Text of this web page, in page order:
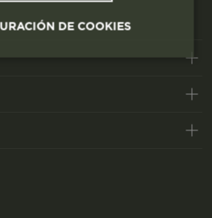
DE COOKIES
de segmentación (las de